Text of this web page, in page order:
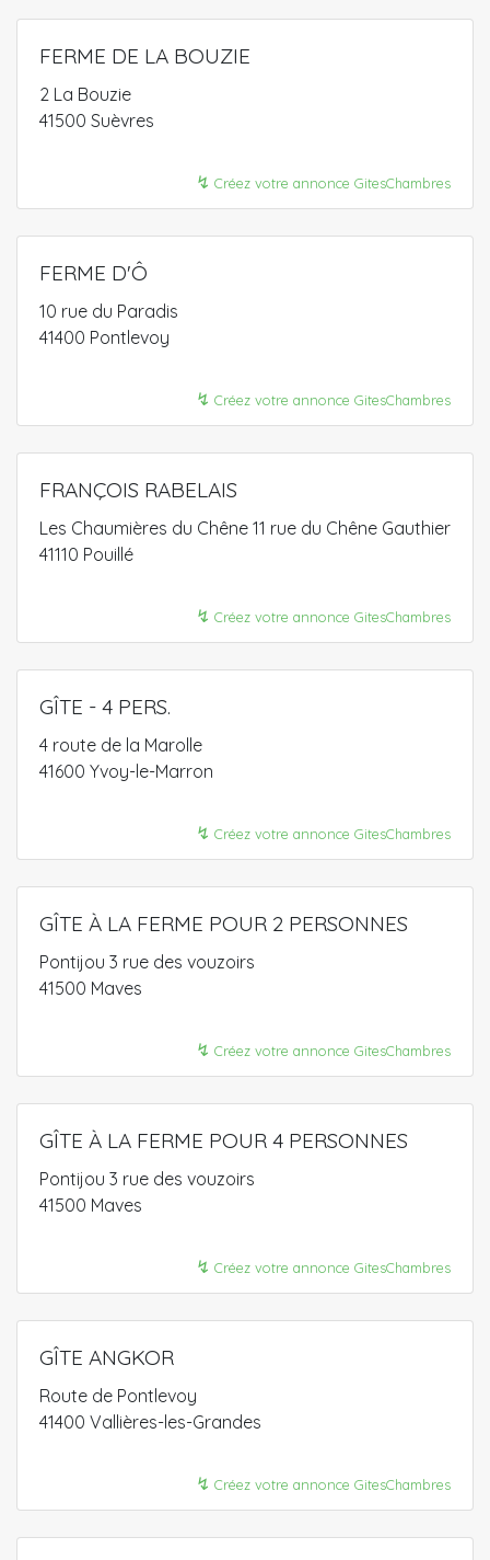
FERME DE LA BOUZIE
2 La Bouzie
41500 Suèvres
↯ Créez votre annonce GitesChambres
FERME D'Ô
10 rue du Paradis
41400 Pontlevoy
↯ Créez votre annonce GitesChambres
FRANÇOIS RABELAIS
Les Chaumières du Chêne 11 rue du Chêne Gauthier
41110 Pouillé
↯ Créez votre annonce GitesChambres
GÎTE - 4 PERS.
4 route de la Marolle
41600 Yvoy-le-Marron
↯ Créez votre annonce GitesChambres
GÎTE À LA FERME POUR 2 PERSONNES
Pontijou 3 rue des vouzoirs
41500 Maves
↯ Créez votre annonce GitesChambres
GÎTE À LA FERME POUR 4 PERSONNES
Pontijou 3 rue des vouzoirs
41500 Maves
↯ Créez votre annonce GitesChambres
GÎTE ANGKOR
Route de Pontlevoy
41400 Vallières-les-Grandes
↯ Créez votre annonce GitesChambres